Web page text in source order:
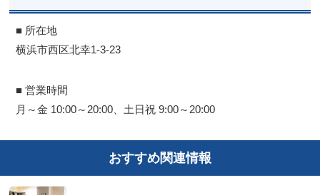
■ 所在地
横浜市西区北幸1-3-23
■ 営業時間
月～金 10:00～20:00、土日祝 9:00～20:00
おすすめ関連情報